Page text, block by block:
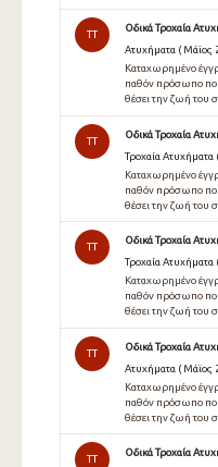
TT
Οδικά Τροχαία
Ατυχήματα ( Μάϊος
Καταχωρημένο
παθόν πρόσωπο
θέσει την ζωή του
TT
Οδικά Τροχαία
Τροχαία Ατυχήματα
Καταχωρημένο
παθόν πρόσωπο
θέσει την ζωή του
TT
Οδικά Τροχαία
Τροχαία Ατυχήματα
Καταχωρημένο
παθόν πρόσωπο
θέσει την ζωή του
TT
Οδικά Τροχαία
Ατυχήματα ( Μάϊος
Καταχωρημένο
παθόν πρόσωπο
θέσει την ζωή του
TT
Οδικά Τροχαία